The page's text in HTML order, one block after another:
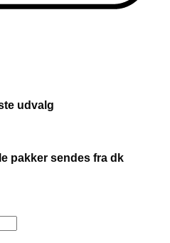
udvalg
pakker sendes fra dk